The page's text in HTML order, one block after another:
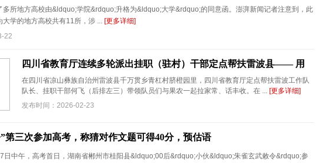
多所地方高校由&ldquo;学院&rdquo;升格为&ldquo;大学&rdquo;的同意函。澎湃新闻记者注意到，此
大学的地方高校共有11所，涉 ... [更多详细]
22
四川省教育厅连续多轮派出挂职（驻村）干部定点帮扶雷波县—— 用
在四川省凉山彝族自治州雷波县千万贯乡青杠村脐橙园里，四川省教育厅定点帮扶雷波工作队
队长、挂职干部何飞（后排左三）带领队员们与果农一起拉家常、话丰收。在 ... [更多详细]
发布时间：2026-02-23
第三次参加高考，称猜对作文题可得40分，预估语
日中午，高考首日，湖南省郴州市桂阳县&ldquo;00后&rdquo;小伙&ldquo;朱雀玄武敕令&rdquo;参